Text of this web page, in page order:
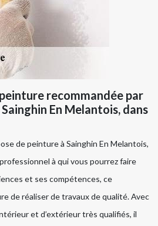
recommandée par
En Melantois, dans
de peinture à Sainghin En Melantois,
à qui vous pourrez faire
et ses compétences, ce
de réaliser de travaux de qualité. Avec
et d’extérieur très qualifiés, il